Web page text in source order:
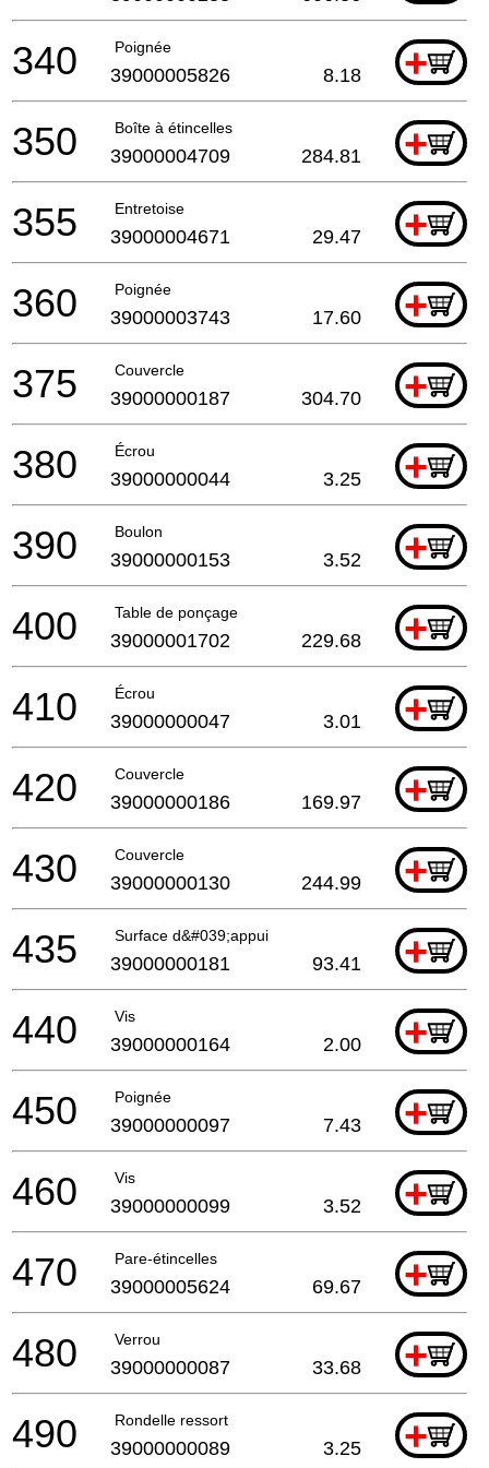
Poignée +
340 39000005826 8.18
Boîte à étincelles +
350 39000004709 284.81
Entretoise +
355 39000004671 29.47
Poignée +
360 39000003743 17.60
Couvercle +
375 39000000187 304.70
Écrou +
380 39000000044 3.25
Boulon +
390 39000000153 3.52
Table de ponçage +
400 39000001702 229.68
Écrou +
410 39000000047 3.01
Couvercle +
420 39000000186 169.97
Couvercle +
430 39000000130 244.99
Surface d&#039;appui +
435 39000000181 93.41
Vis +
440 39000000164 2.00
Poignée +
450 39000000097 7.43
Vis +
460 39000000099 3.52
Pare-étincelles +
470 39000005624 69.67
Verrou +
480 39000000087 33.68
Rondelle ressort +
490 39000000089 3.25